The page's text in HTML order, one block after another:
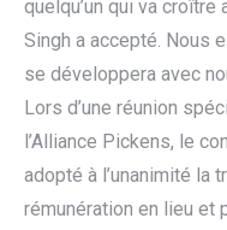
quelqu’un qui va croître
Singh a accepté. Nous
se développera avec
Lors d’une réunion
l’Alliance Pickens, le
adopté à l’unanimité la
rémunération en lieu et